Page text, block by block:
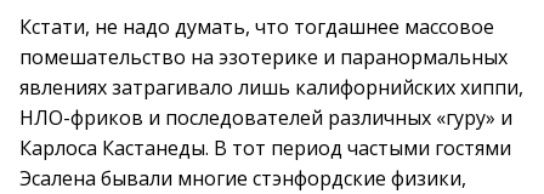
Кстати, не надо думать, что тогдашнее массовое
помешательство на эзотерике и паранормальных
явлениях затрагивало лишь калифорнийских хиппи,
НЛО-фриков и последователей различных «гуру» и
Карлоса Кастанеды. В тот период частыми гостями
Эсалена бывали многие стэнфордские физики,